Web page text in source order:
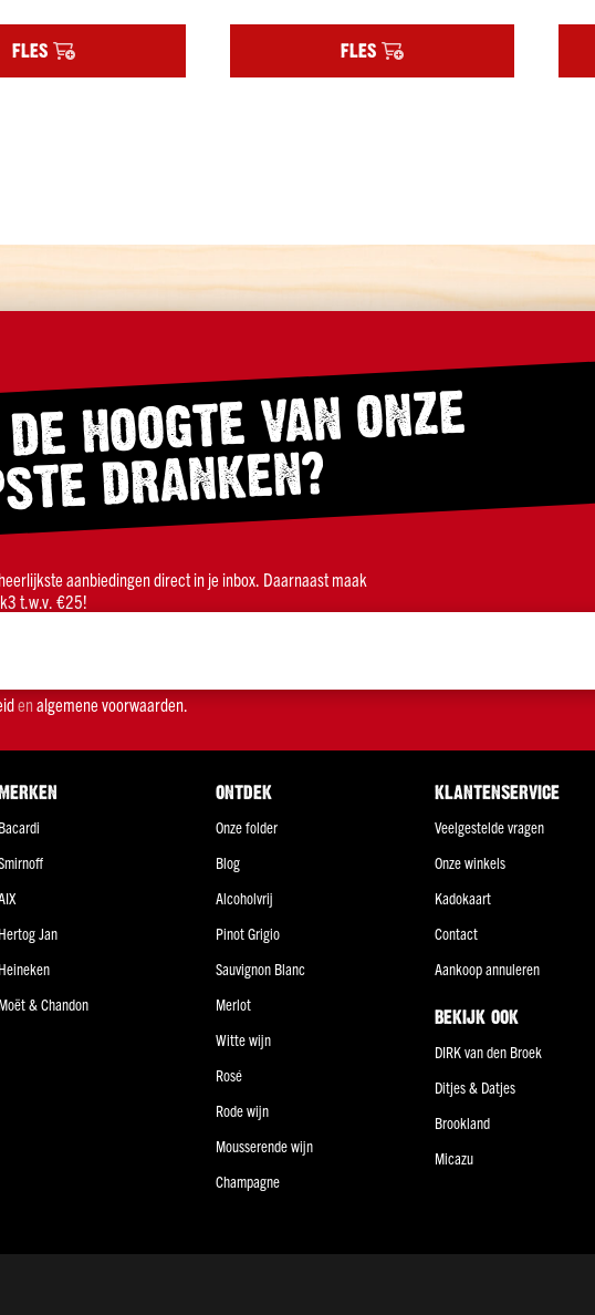
FLES
Price
FLES
HOOGTE VAN ONZE
DRANKEN?
aanbiedingen direct in je inbox. Daarnaast maak
t.w.v. €25!
en algemene voorwaarden.
Bacardi
Hertog Jan
Heineken
Moët & Chandon
ONTDEK
Onze folder
Blog
Alcoholvrij
Pinot Grigio
Sauvignon Blanc
Merlot
Witte wijn
Rosé
Rode wijn
Mousserende wijn
Champagne
KLANTENSERVICE
Veelgestelde vragen
Onze winkels
Kadokaart
Contact
Aankoop annuleren
BEKIJK OOK
DIRK van den Broek
Ditjes & Datjes
Brookland
Micazu